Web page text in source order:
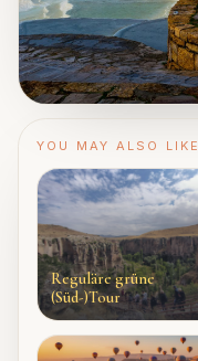
YOU MAY ALSO LIKE
Reguläre grüne
(Süd-)Tour